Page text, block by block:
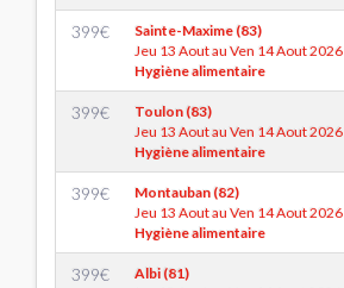
399€
Sainte-Maxime (83)
Jeu 13 Aout au Ven 14 Aout 2026
Hygiène alimentaire
399€
Toulon (83)
Jeu 13 Aout au Ven 14 Aout 2026
Hygiène alimentaire
399€
Montauban (82)
Jeu 13 Aout au Ven 14 Aout 2026
Hygiène alimentaire
399€
Albi (81)